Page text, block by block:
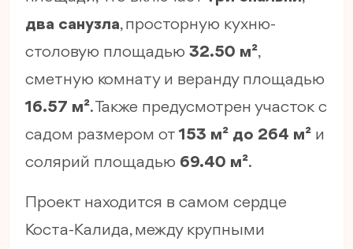
два санузла, просторную кухню-
столовую площадью 32.50 м²,
сметную комнату и веранду площадью
16.57 м². Также предусмотрен участок с
садом размером от 153 м² до 264 м² и
солярий площадью 69.40 м².
Проект находится в самом сердце
Коста-Калида, между крупными